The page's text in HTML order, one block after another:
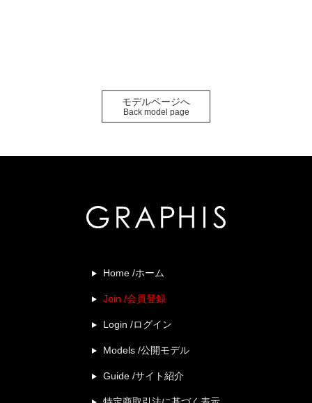
モデルページへ
Back model page
Home /ホーム
Join /会員登録
Login /ログイン
Models /公開モデル
Guide /サイト紹介